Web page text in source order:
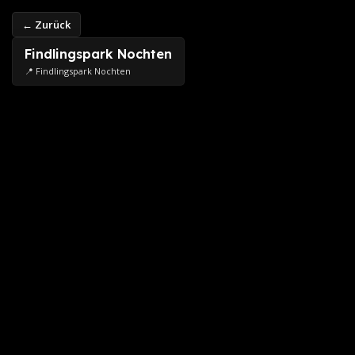
← Zurück
Findlingspark Nochten
📍 Findlingspark Nochten